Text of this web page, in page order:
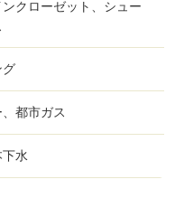
クローゼット、シュー
グ
都市ガス
下水